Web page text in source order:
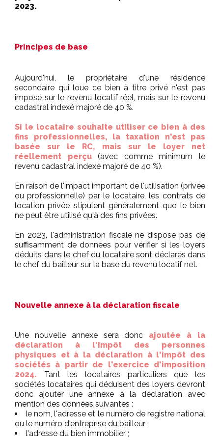
2023.
Principes de base
Aujourd'hui, le propriétaire d'une résidence
secondaire qui loue ce bien à titre privé n'est pas
imposé sur le revenu locatif réel, mais sur le revenu
cadastral indexé majoré de 40 %.
Si le locataire souhaite utiliser ce bien à des
fins professionnelles, la taxation n'est pas
basée sur le RC, mais sur le loyer net
réellement perçu(avec comme minimum le
revenu cadastral indexé majoré de 40 %).
En raison de l'impact important de l'utilisation (privée
ou professionnelle) par le locataire, les contrats de
location privée stipulent généralement que le bien
ne peut être utilisé qu'à des fins privées.
En 2023, l'administration fiscale ne dispose pas de
suffisamment de données pour vérifier si les loyers
déduits dans le chef du locataire sont déclarés dans
le chef du bailleur sur la base du revenu locatif net.
Nouvelle annexe à la déclaration fiscale
Une nouvelle annexe sera donc ajoutée à la
déclaration à l'impôt des personnes
physiques et à la déclaration à l'impôt des
sociétés à partir de l'exercice d'imposition
2024. Tant les locataires particuliers que les
sociétés locataires qui déduisent des loyers devront
donc ajouter une annexe à la déclaration avec
mention des données suivantes :
le nom, l'adresse et le numéro de registre national
ou le numéro d'entreprise du bailleur ;
l'adresse du bien immobilier ;